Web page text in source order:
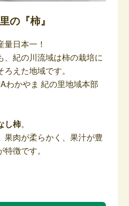
の『柿』
日本一！
、紀の川流域は柿の栽培に
えた地域です。
わかやま 紀の里地域本部
し柿。
果肉が柔らかく、果汁が豊
徴です。